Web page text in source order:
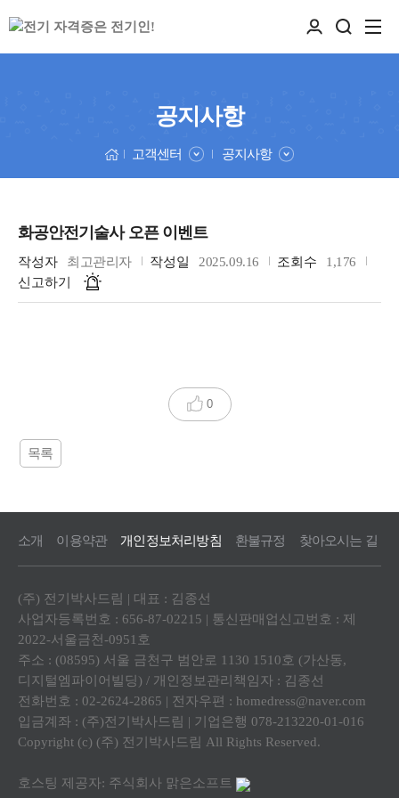
공지사항
고객센터 공지사항
화공안전기술사 오픈 이벤트
작성자 최고관리자 작성일 2025.09.16 조회수
1,176
신고하기
0
목록
소개 이용약관 개인정보처리방침 환불규정 찾아오시는 길
(주) 전기박사드림 | 대표 : 김종선
사업자등록번호 : 656-87-02215 | 통신판매업신고번호 : 제
2022-서울금천-0951호
주소 : (08595) 서울 금천구 범안로 1130 1510호 (가산동,
디지털엠파이어빌딩) / 개인정보관리책임자 : 김종선
전화번호 : 02-2624-2865 | 전자우편 : homedress@naver.com
입금계좌 : (주)전기박사드림 | 기업은행 078-213220-01-016
Copyright (c) (주) 전기박사드림 All Rights Reserved.
호스팅 제공자: 주식회사 맑은소프트